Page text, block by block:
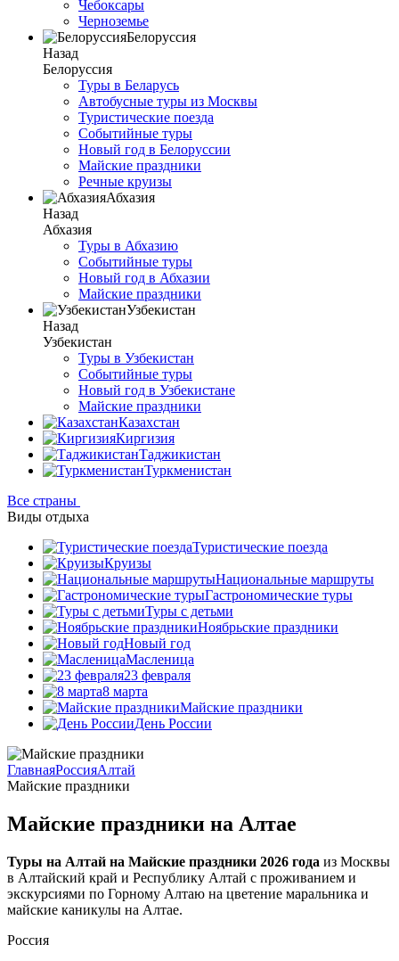
Чебоксары
Черноземье
Белоруссия
Назад
Белоруссия
Туры в Беларусь
Автобусные туры из Москвы
Туристические поезда
Событийные туры
Новый год в Белоруссии
Майские праздники
Речные круизы
Абхазия
Назад
Абхазия
Туры в Абхазию
Событийные туры
Новый год в Абхазии
Майские праздники
Узбекистан
Назад
Узбекистан
Туры в Узбекистан
Событийные туры
Новый год в Узбекистане
Майские праздники
Казахстан
Киргизия
Таджикистан
Туркменистан
Все страны
Виды отдыха
Туристические поезда
Круизы
Национальные маршруты
Гастрономические туры
Туры с детьми
Ноябрьские праздники
Новый год
Масленица
23 февраля
8 марта
Майские праздники
День России
ГлавнаяРоссияАлтай
Майские праздники
Майские праздники на Алтае
Туры на Алтай на Майские праздники 2026 года из Москвы
в Алтайский край и Республику Алтай с проживанием и
экскурсиями по Горному Алтаю на цветение маральника и
майские каникулы на Алтае.
Россия